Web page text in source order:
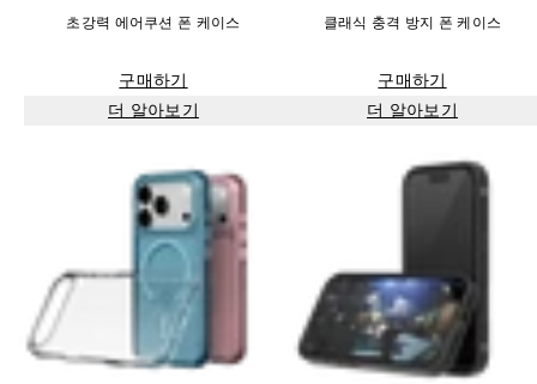
초강력 에어쿠션 폰 케이스
구매하기
더 알아보기
클래식 충격 방지 폰 케이스
구매하기
더 알아보기